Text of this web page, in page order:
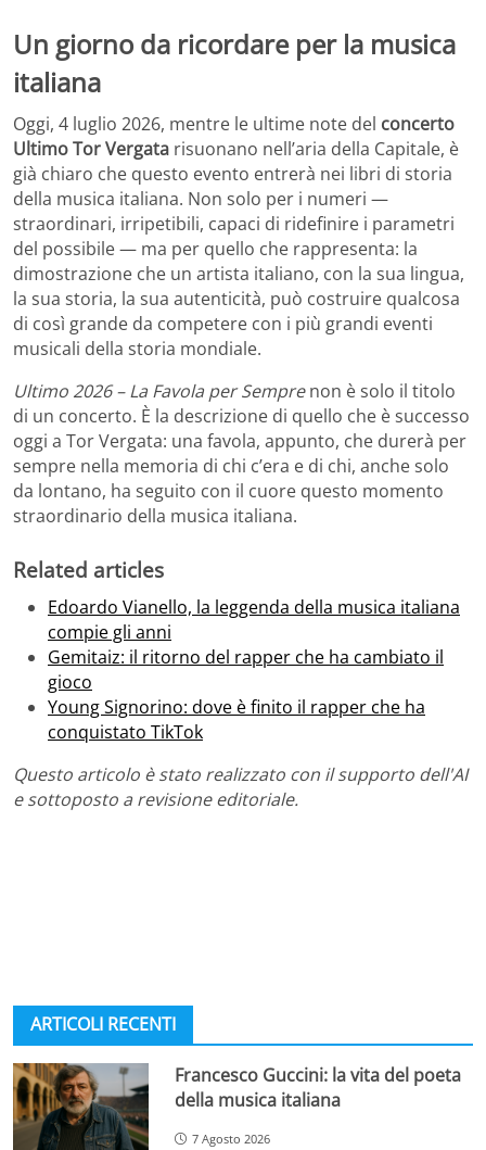
Un giorno da ricordare per la musica
italiana
Oggi, 4 luglio 2026, mentre le ultime note del concerto
Ultimo Tor Vergata risuonano nell’aria della Capitale, è
già chiaro che questo evento entrerà nei libri di storia
della musica italiana. Non solo per i numeri —
straordinari, irripetibili, capaci di ridefinire i parametri
del possibile — ma per quello che rappresenta: la
dimostrazione che un artista italiano, con la sua lingua,
la sua storia, la sua autenticità, può costruire qualcosa
di così grande da competere con i più grandi eventi
musicali della storia mondiale.
Ultimo 2026 – La Favola per Semprenon è solo il titolo
di un concerto. È la descrizione di quello che è successo
oggi a Tor Vergata: una favola, appunto, che durerà per
sempre nella memoria di chi c’era e di chi, anche solo
da lontano, ha seguito con il cuore questo momento
straordinario della musica italiana.
Related articles
Edoardo Vianello, la leggenda della musica italiana
compie gli anni
Gemitaiz: il ritorno del rapper che ha cambiato il
gioco
Young Signorino: dove è finito il rapper che ha
conquistato TikTok
Questo articolo è stato realizzato con il supporto dell'AI
e sottoposto a revisione editoriale.
ARTICOLI RECENTI
Francesco Guccini: la vita del poeta
della musica italiana
7 Agosto 2026